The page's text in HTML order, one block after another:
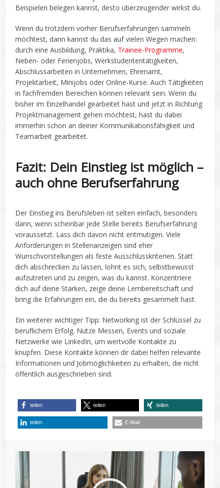
Beispielen belegen kannst, desto überzeugender wirkst du.
Wenn du trotzdem vorher Berufserfahrungen sammeln
möchtest, dann kannst du das auf vielen Wegen machen:
durch eine Ausbildung, Praktika, Trainee-Programme,
Neben- oder Ferienjobs, Werkstudententätigkeiten,
Abschlussarbeiten in Unternehmen, Ehrenamt,
Projektarbeit, Minijobs oder Online-Kurse. Auch Tätigkeiten
in fachfremden Bereichen können relevant sein. Wenn du
bisher im Einzelhandel gearbeitet hast und jetzt in Richtung
Projektmanagement gehen möchtest, hast du dabei
immerhin schon an deiner Kommunikationsfähigkeit und
Teamarbeit gearbeitet.
Fazit: Dein Einstieg ist möglich –
auch ohne Berufserfahrung
Der Einstieg ins Berufsleben ist selten einfach, besonders
dann, wenn scheinbar jede Stelle bereits Berufserfahrung
voraussetzt. Lass dich davon nicht entmutigen. Viele
Anforderungen in Stellenanzeigen sind eher
Wunschvorstellungen als feste Ausschlusskriterien. Statt
dich abschrecken zu lassen, lohnt es sich, selbstbewusst
aufzutreten und zu zeigen, was du kannst. Konzentriere
dich auf deine Stärken, zeige deine Lernbereitschaft und
bring die Erfahrungen ein, die du bereits gesammelt hast.
Ein weiterer wichtiger Tipp: Networking ist der Schlüssel zu
beruflichem Erfolg. Nutze Messen, Events und soziale
Netzwerke wie LinkedIn, um wertvolle Kontakte zu
knüpfen. Diese Kontakte können dir dabei helfen relevante
Informationen und Jobmöglichkeiten zu erhalten, die nicht
öffentlich ausgeschrieben sind.
teilen teilen teilen
teilen E-Mail